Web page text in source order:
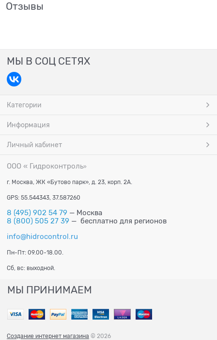
Отзывы
МЫ В СОЦ СЕТЯХ
Категории
Информация
Личный кабинет
ООО « Гидроконтроль»
г. Москва, ЖК «Бутово парк», д. 23, корп. 2А.
GPS: 55.544343, 37.587260
8 (495) 902 54 79 — Москва
8 (800) 505 27 39 — бесплатно для регионов
info@hidrocontrol.ru
Пн-Пт: 09.00-18.00.
Сб, вс: выходной.
МЫ ПРИНИМАЕМ
Создание интернет магазина © 2026